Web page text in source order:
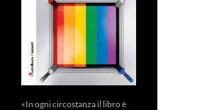
«In ogni circostanza il libro è